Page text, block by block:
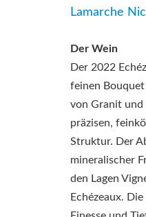
Lamarche
Der Wein
Der 2022
feinen
von Granit und
präzisen,
Struktur. Der
mineralischer
den Lagen
Echézeaux.